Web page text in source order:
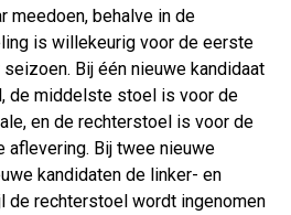
meedoen, behalve in de
is willekeurig voor de eerste
Bij één nieuwe kandidaat
de middelste stoel is voor de
en de rechterstoel is voor de
aflevering. Bij twee nieuwe
kandidaten de linker- en
rechterstoel wordt ingenomen